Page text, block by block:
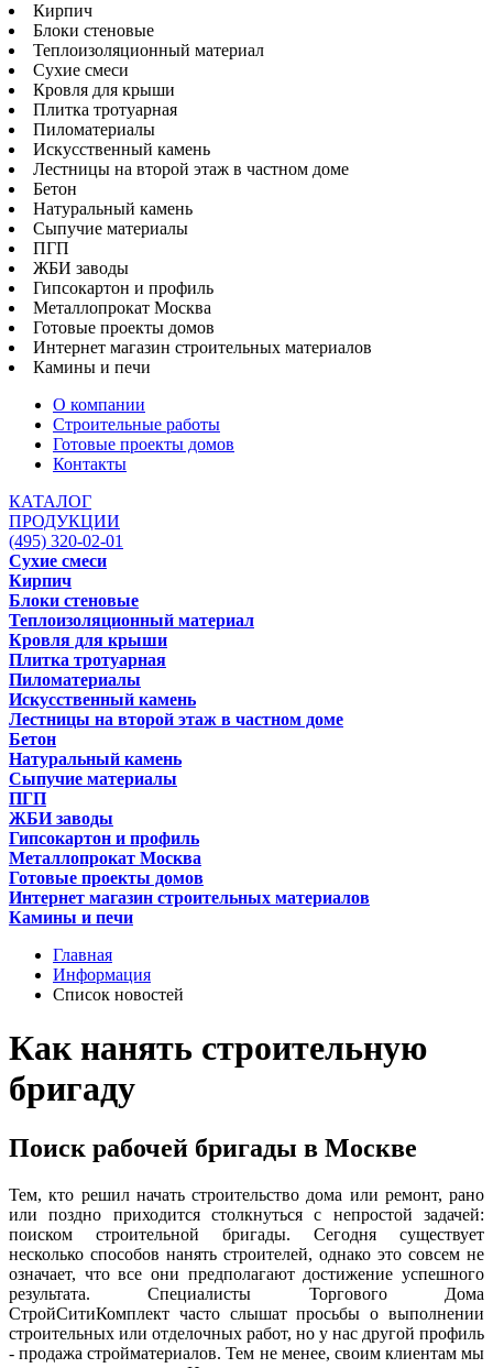
Кирпич
Блоки стеновые
Теплоизоляционный материал
Сухие смеси
Кровля для крыши
Плитка тротуарная
Пиломатериалы
Искусственный камень
Лестницы на второй этаж в частном доме
Бетон
Натуральный камень
Сыпучие материалы
ПГП
ЖБИ заводы
Гипсокартон и профиль
Металлопрокат Москва
Готовые проекты домов
Интернет магазин строительных материалов
Камины и печи
О компании
Строительные работы
Готовые проекты домов
Контакты
КАТАЛОГ
ПРОДУКЦИИ
(495) 320-02-01
Сухие смеси
Кирпич
Блоки стеновые
Теплоизоляционный материал
Кровля для крыши
Плитка тротуарная
Пиломатериалы
Искусственный камень
Лестницы на второй этаж в частном доме
Бетон
Натуральный камень
Сыпучие материалы
ПГП
ЖБИ заводы
Гипсокартон и профиль
Металлопрокат Москва
Готовые проекты домов
Интернет магазин строительных материалов
Камины и печи
Главная
Информация
Список новостей
Как нанять строительную
бригаду
Поиск рабочей бригады в Москве
Тем, кто решил начать строительство дома или ремонт, рано
или поздно приходится столкнуться с непростой задачей:
поиском строительной бригады. Сегодня существует
несколько способов нанять строителей, однако это совсем не
означает, что все они предполагают достижение успешного
результата. Специалисты Торгового Дома
СтройСитиКомплект часто слышат просьбы о выполнении
строительных или отделочных работ, но у нас другой профиль
- продажа стройматериалов. Тем не менее, своим клиентам мы